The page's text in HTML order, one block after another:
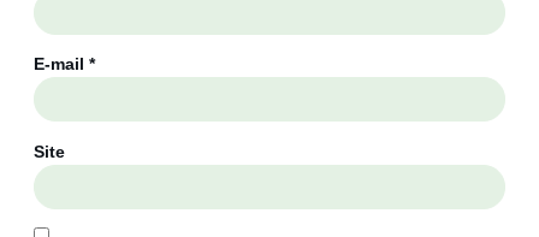
E-mail *
Site